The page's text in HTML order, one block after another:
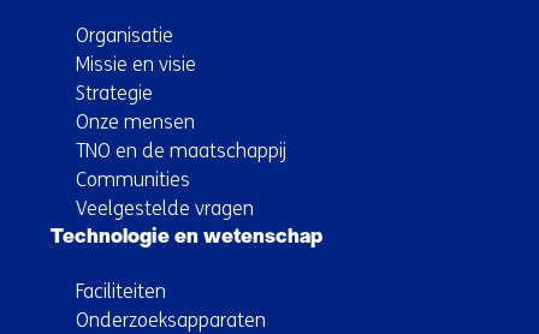
Organisatie
Missie en visie
Strategie
Onze mensen
TNO en de maatschappij
Communities
Veelgestelde vragen
Technologie en wetenschap
Faciliteiten
Onderzoeksapparaten